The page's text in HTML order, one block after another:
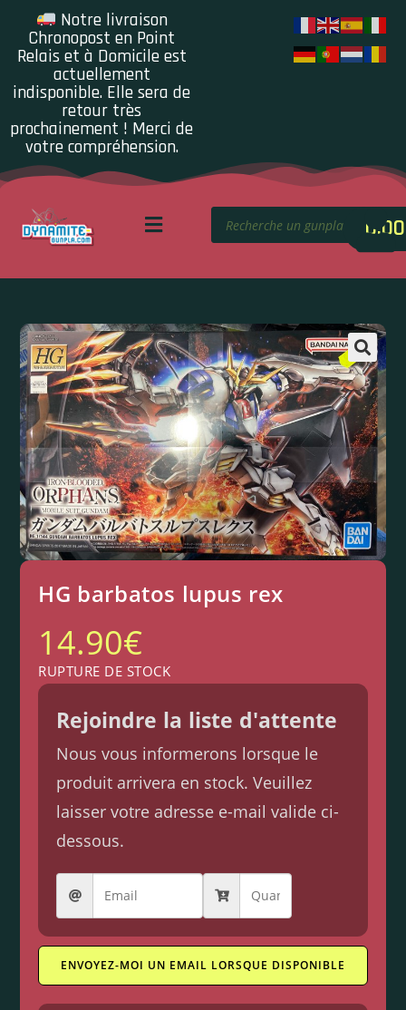
Notre livraison
Chronopost en Point
Relais et à Domicile est
actuellement
indisponible. Elle sera de
retour très
prochainement ! Merci de
votre compréhension.
0.00
HG barbatos lupus rex
14.90€
RUPTURE DE STOCK
Rejoindre la liste d'attente
Nous vous informerons lorsque le
produit arrivera en stock. Veuillez
laisser votre adresse e-mail valide ci-
dessous.
ENVOYEZ-MOI UN EMAIL LORSQUE DISPONIBLE